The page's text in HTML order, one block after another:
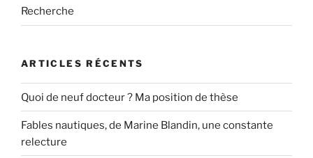
Recherche
ARTICLES RÉCENTS
Quoi de neuf docteur ? Ma position de thèse
Fables nautiques, de Marine Blandin, une constante
relecture